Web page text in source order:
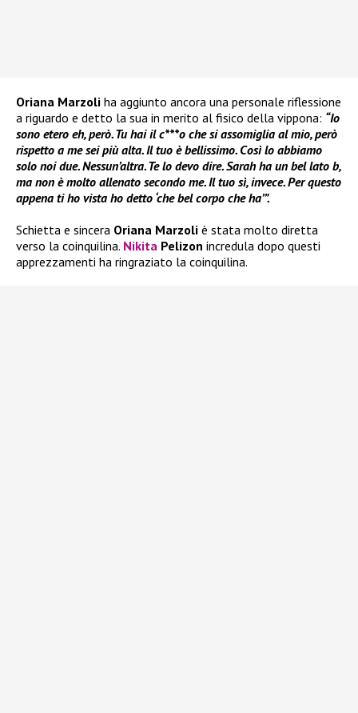
Oriana Marzoli ha aggiunto ancora una personale riflessione
a riguardo e detto la sua in merito al fisico della vippona: “Io
sono etero eh, però. Tu hai il c***o che si assomiglia al mio, però
rispetto a me sei più alta. Il tuo è bellissimo. Così lo abbiamo
solo noi due. Nessun’altra. Te lo devo dire. Sarah ha un bel lato b,
ma non è molto allenato secondo me. Il tuo sì, invece. Per questo
appena ti ho vista ho detto ‘che bel corpo che ha’”.
Schietta e sincera Oriana Marzoli è stata molto diretta
verso la coinquilina. Nikita Pelizon incredula dopo questi
apprezzamenti ha ringraziato la coinquilina.